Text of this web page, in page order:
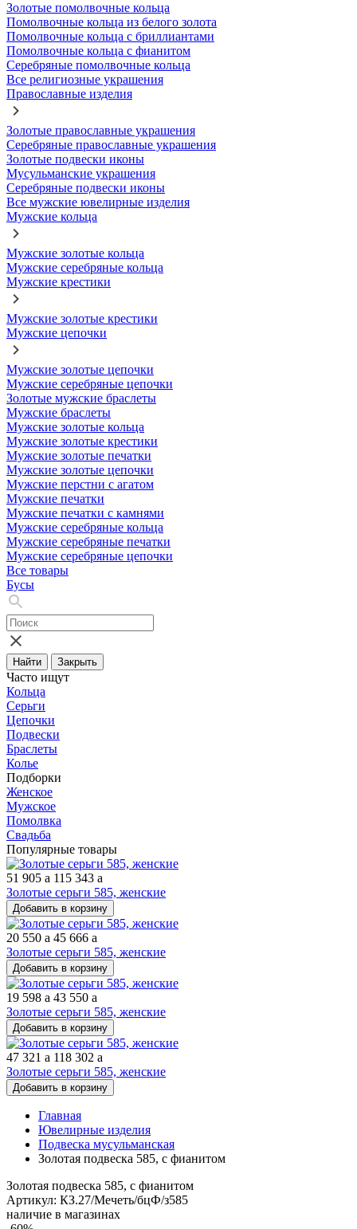
Золотые помолвочные кольца
Помолвочные кольца из белого золота
Помолвочные кольца с бриллиантами
Помолвочные кольца с фианитом
Серебряные помолвочные кольца
Все религиозные украшения
Православные изделия
Золотые православные украшения
Серебряные православные украшения
Золотые подвески иконы
Мусульманские украшения
Серебряные подвески иконы
Все мужские ювелирные изделия
Мужские кольца
Мужские золотые кольца
Мужские серебряные кольца
Мужские крестики
Мужские золотые крестики
Мужские цепочки
Мужские золотые цепочки
Мужские серебряные цепочки
Золотые мужские браслеты
Мужские браслеты
Мужские золотые кольца
Мужские золотые крестики
Мужские золотые печатки
Мужские золотые цепочки
Мужские перстни с агатом
Мужские печатки
Мужские печатки с камнями
Мужские серебряные кольца
Мужские серебряные печатки
Мужские серебряные цепочки
Все товары
Бусы
Найти Закрыть
Часто ищут
Кольца
Серьги
Цепочки
Подвески
Браслеты
Колье
Подборки
Женское
Мужское
Помолвка
Свадьба
Популярные товары
51 905 a 115 343 a
Золотые серьги 585, женские
Добавить в корзину
20 550 a 45 666 a
Золотые серьги 585, женские
Добавить в корзину
19 598 a 43 550 a
Золотые серьги 585, женские
Добавить в корзину
47 321 a 118 302 a
Золотые серьги 585, женские
Добавить в корзину
Главная
Ювелирные изделия
Подвеска мусульманская
Золотая подвеска 585, с фианитом
Золотая подвеска 585, с фианитом
Артикул: КЗ.27/Мечеть/бцФ/з585
наличие в магазинах